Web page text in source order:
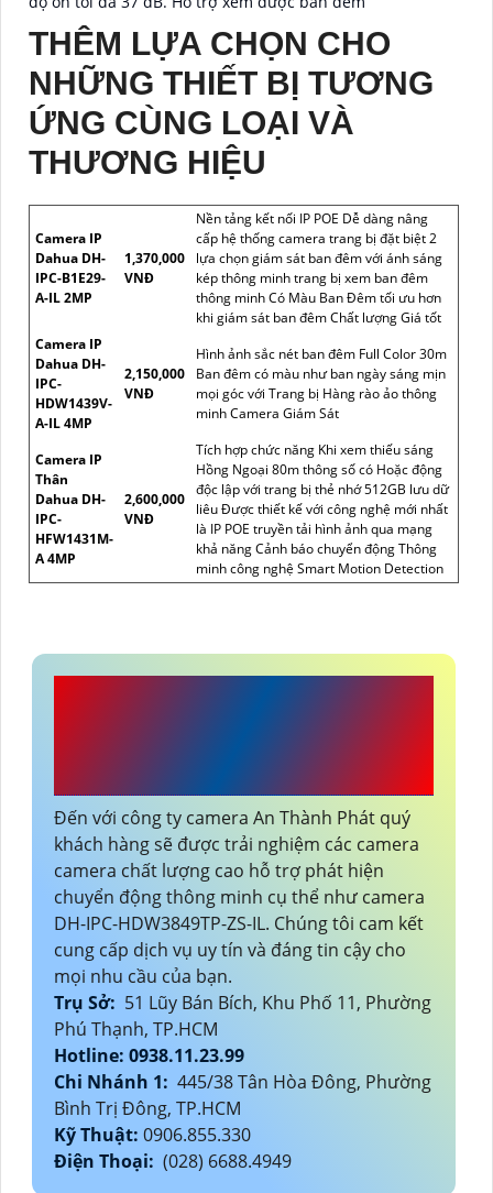
THÊM LỰA CHỌN CHO
NHỮNG THIẾT BỊ TƯƠNG
ỨNG CÙNG LOẠI VÀ
THƯƠNG HIỆU
Camera IP
Dahua DH-
IPC-B1E29-
A-IL 2MP
1,370,000
VNĐ
Nền tảng kết nối IP POE Dễ dàng nâng
cấp hệ thống camera trang bị đặt biệt 2
lựa chọn giám sát ban đêm với ánh sáng
kép thông minh trang bị xem ban đêm
thông minh Có Màu Ban Ðêm tối ưu hơn
khi giám sát ban đêm Chất lượng Giá tốt
Camera IP
Dahua DH-
IPC-
HDW1439V-
A-IL 4MP
2,150,000
VNĐ
Hình ảnh sắc nét ban đêm Full Color 30m
Ban đêm có màu như ban ngày sáng mịn
mọi góc với Trang bị Hàng rào ảo thông
minh Camera Giám Sát
Camera IP
Thân
Dahua DH-
IPC-
HFW1431M-
A 4MP
2,600,000
VNĐ
Tích hợp chức năng Khi xem thiếu sáng
Hồng Ngoại 80m thông số có Hoặc động
độc lập với trang bị thẻ nhớ 512GB lưu dữ
liêu Được thiết kế với công nghệ mới nhất
là IP POE truyền tải hình ảnh qua mạng
khả năng Cảnh báo chuyển động Thông
minh công nghệ Smart Motion Detection
Đến với công ty camera An Thành Phát quý
khách hàng sẽ được trải nghiệm các camera
camera chất lượng cao hỗ trợ phát hiện
chuyển động thông minh cụ thể như camera
DH-IPC-HDW3849TP-ZS-IL. Chúng tôi cam kết
cung cấp dịch vụ uy tín và đáng tin cậy cho
mọi nhu cầu của bạn.
Trụ Sở: 51 Lũy Bán Bích, Khu Phố 11, Phường
Phú Thạnh, TP.HCM
Hotline: 0938.11.23.99
Chi Nhánh 1: 445/38 Tân Hòa Đông, Phường
Bình Trị Đông, TP.HCM
Kỹ Thuật: 0906.855.330
Điện Thoại: (028) 6688.4949